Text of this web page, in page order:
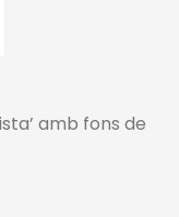
amb fons de